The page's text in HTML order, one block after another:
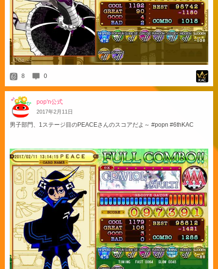
8 0
pop'n公式
2017年2月 11 日
男子部門、1ステージ目のPEACEさんのスコアだよ～ #popn #6thKAC